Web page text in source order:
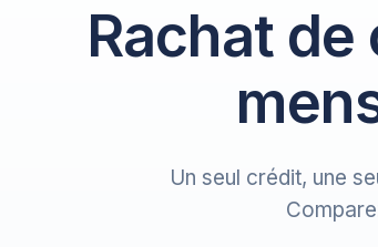
Rachat de
Un seul crédit, une